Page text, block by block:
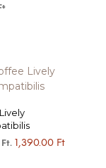
1,390.00 Ft